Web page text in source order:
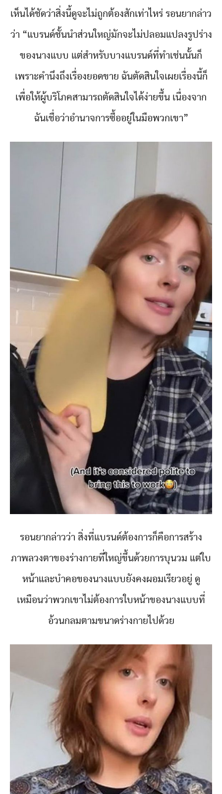
เห็นได้ชัดว่าสิ่งนี้ดูจะไม่ถูกต้องสักเท่าไหร่ รอนยากล่าว
ว่า “แบรนด์ชั้นนำส่วนใหญ่มักจะไม่ปลอมแปลงรูปร่าง
ของนางแบบ แต่สำหรับบางแบรนด์ที่ทำเช่นนั้นก็
เพราะคำนึงถึงเรื่องยอดขาย ฉันตัดสินใจเผยเรื่องนี้ก็
เพื่อให้ผู้บริโภคสามารถตัดสินใจได้ง่ายขึ้น เนื่องจาก
ฉันเชื่อว่าอำนาจการซื้ออยู่ในมือพวกเขา”
รอนยากล่าวว่า สิ่งที่แบรนด์ต้องการก็คือการสร้าง
ภาพลวงตาของร่างกายที่ใหญ่ขึ้นด้วยการบุนวม แต่ใบ
หน้าและบำคอของนางแบบยังคงผอมเรียวอยู่ ดู
เหมือนว่าพวกเขาไม่ต้องการใบหน้าของนางแบบที่
อ้วนกลมตามขนาดร่างกายไปด้วย